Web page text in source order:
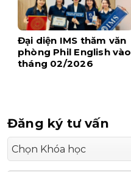
Đại diện IMS thăm văn
phòng Phil English vào
tháng 02/2026
Đăng ký tư vấn